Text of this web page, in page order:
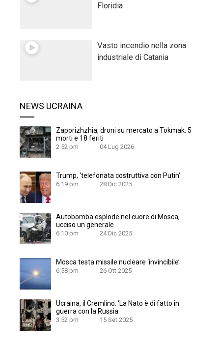
Floridia
Vasto incendio nella zona
industriale di Catania
NEWS UCRAINA
Zaporizhzhia, droni su mercato a Tokmak: 5
morti e 18 feriti
2:52 pm 04 Lug 2026
Trump, ‘telefonata costruttiva con Putin’
6:19 pm 28 Dic 2025
Autobomba esplode nel cuore di Mosca,
ucciso un generale
6:10 pm 24 Dic 2025
Mosca testa missile nucleare ‘invincibile’
6:58 pm 26 Ott 2025
Ucraina, il Cremlino: ‘La Nato è di fatto in
guerra con la Russia
3:52 pm 15 Set 2025